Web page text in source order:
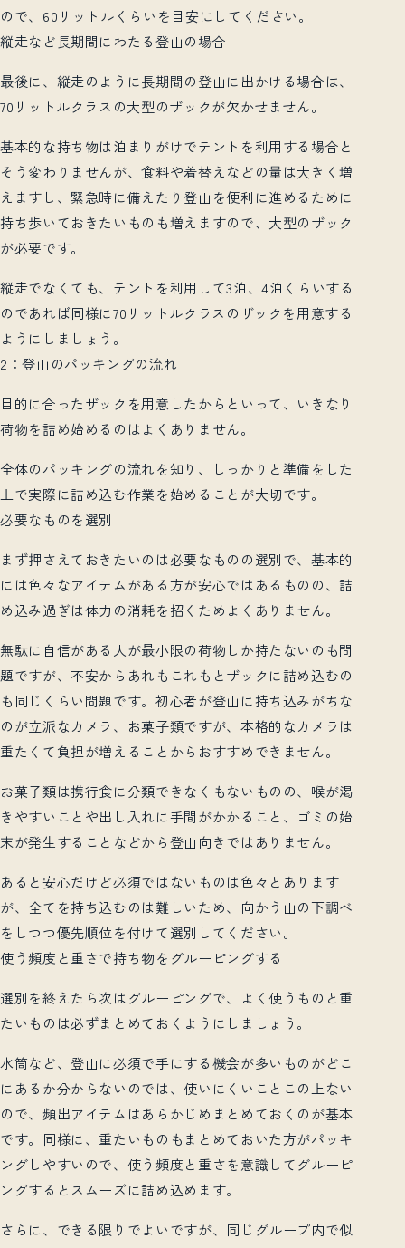
ので、 60 リットルくらいを目安にしてください。
縦走など長期間にわたる登山の場合
最後に、縦走のように長期間の登山に出かける場合は、
70 リットルクラスの大型のザックが欠かせません。
基本的な持ち物は泊まりがけでテントを利用する場合と
そう変わりませんが、食料や着替えなどの量は大きく増
えますし、緊急時に備えたり登山を便利に進めるために
持ち歩いておきたいものも増えますので、大型のザック
が必要です。
縦走でなくても、テントを利用して3泊、4泊くらいする
のであれば同様に70 リットルクラスのザックを用意する
ようにしましょう。
2 ：登山のパッキングの流れ
目的に合ったザックを用意したからといって、いきなり
荷物を詰め始めるのはよくありません。
全体のパッキングの流れを知り、しっかりと準備をした
上で実際に詰め込む作業を始めることが大切です。
必要なものを選別
まず押さえておきたいのは必要なものの選別で、基本的
には色々なアイテムがある方が安心ではあるものの、詰
め込み過ぎは体力の消耗を招くためよくありません。
無駄に自信がある人が最小限の荷物しか持たないのも問
題ですが、不安からあれもこれもとザックに詰め込むの
も同じくらい問題です。初心者が登山に持ち込みがちな
のが立派なカメラ、お菓子類ですが、本格的なカメラは
重たくて負担が増えることからおすすめできません。
お菓子類は携行食に分類できなくもないものの、喉が渇
きやすいことや出し入れに手間がかかること、ゴミの始
末が発生することなどから登山向きではありません。
あると安心だけど必須ではないものは色々とあります
が、全てを持ち込むのは難しいため、向かう山の下調べ
をしつつ優先順位を付けて選別してください。
使う頻度と重さで持ち物をグルーピングする
選別を終えたら次はグルーピングで、よく使うものと重
たいものは必ずまとめておくようにしましょう。
水筒など、登山に必須で手にする機会が多いものがどこ
にあるか分からないのでは、使いにくいことこの上ない
ので、頻出アイテムはあらかじめまとめておくのが基本
です。同様に、重たいものもまとめておいた方がパッキ
ングしやすいので、使う頻度と重さを意識してグルーピ
ングするとスムーズに詰め込めます。
さらに、できる限りでよいですが、同じグループ内で似